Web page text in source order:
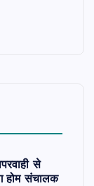
से
होम संचालक